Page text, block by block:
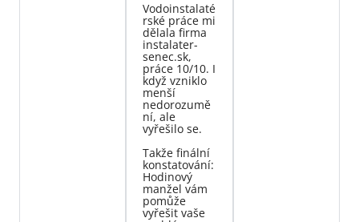
Vodoinstalaté
rské práce mi
dělala firma
instalater-
senec.sk,
práce 10/10. I
když vzniklo
menší
nedorozumě
ní, ale
vyřešilo se.
Takže finální
konstatování:
Hodinový
manžel vám
pomůže
vyřešit vaše